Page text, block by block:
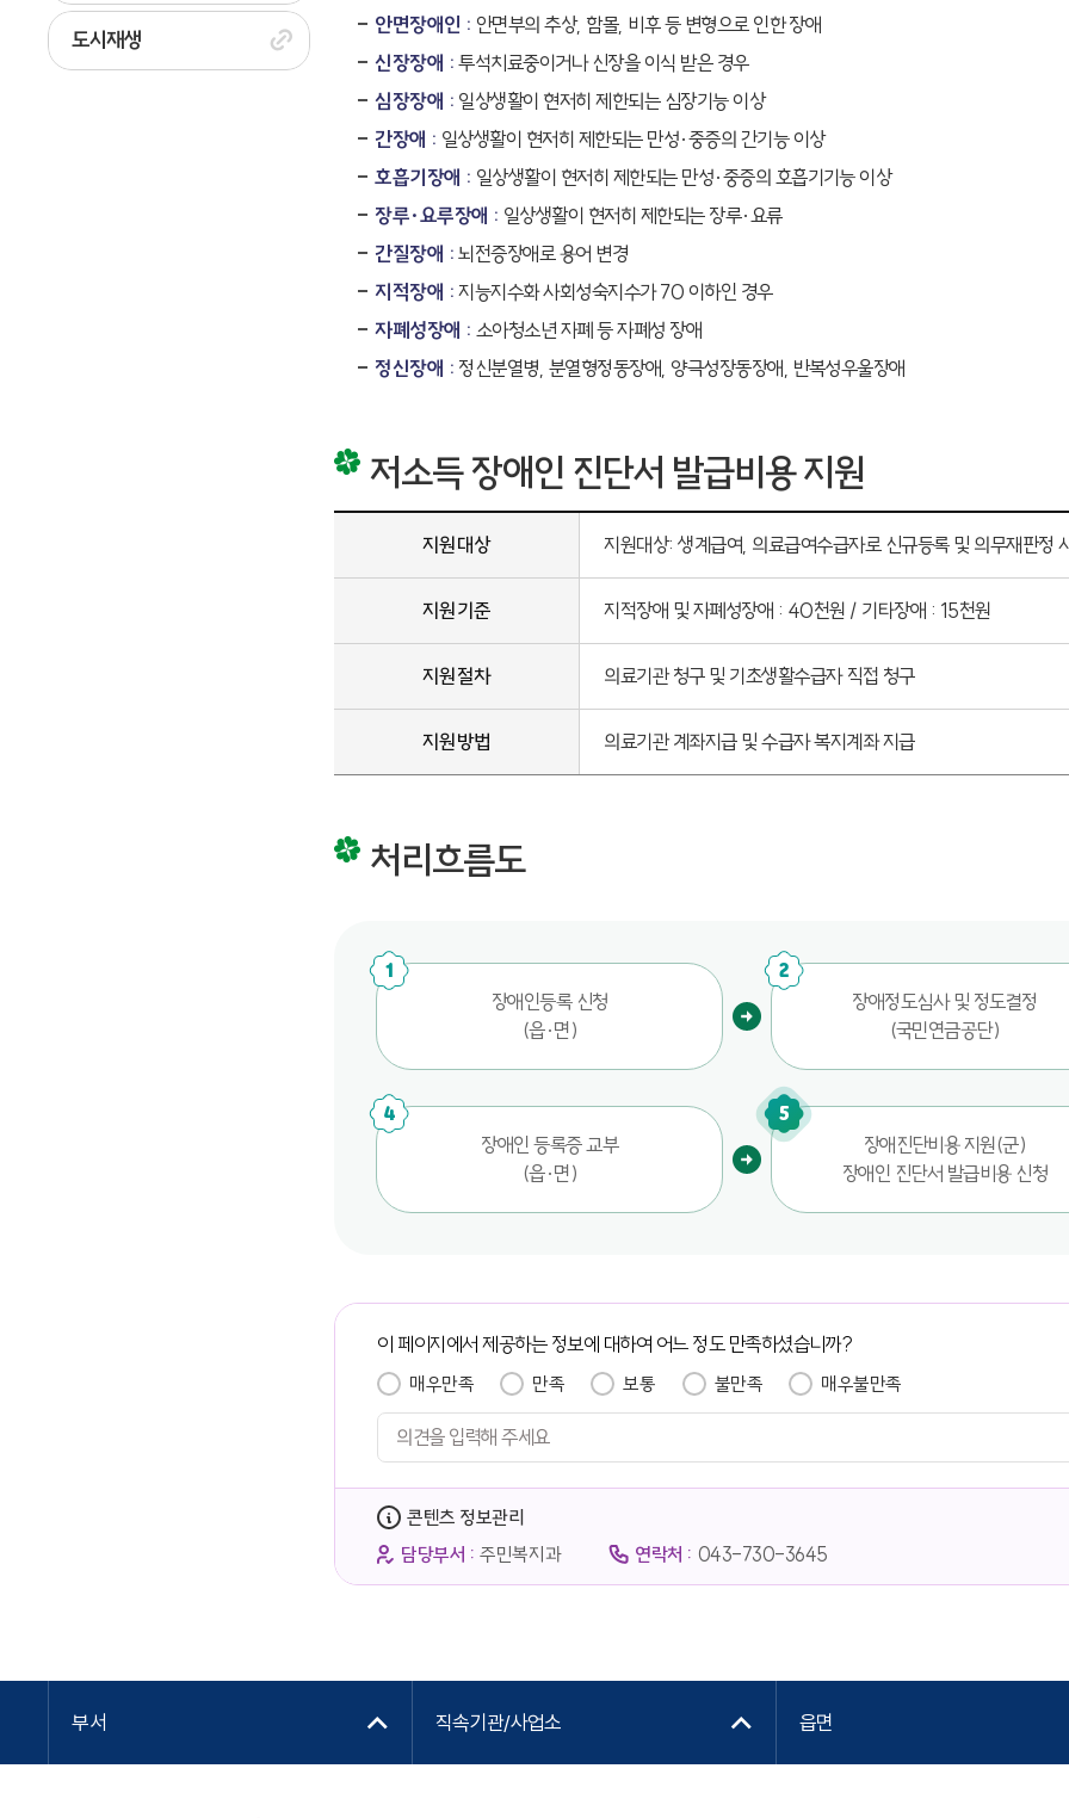
도시재생
안면장애인 : 안면부의 추상, 함몰, 비후 등 변형으로 인한 장애
신장장애 : 투석치료중이거나 신장을 이식 받은 경우
심장장애 : 일상생활이 현저히 제한되는 심장기능 이상
간장애 : 일상생활이 현저히 제한되는 만성·중증의 간기능 이상
호흡기장애 : 일상생활이 현저히 제한되는 만성·중증의 호흡기기능 이상
장루·요루장애 : 일상생활이 현저히 제한되는 장루·요류
간질장애 : 뇌전증장애로 용어 변경
지적장애 : 지능지수화 사회성숙지수가 70 이하인 경우
자폐성장애 : 소아청소년 자폐 등 자폐성 장애
정신장애 : 정신분열병, 분열형정동장애, 양극성장동장애, 반복성우울장애
저소득 장애인 진단서 발급비용 지원
지원대상 지원대상: 생계급여, 의료급여수급자로 신규등록 및 의무재판정
지원기준 지적장애 및 자폐성장애 : 40천원 / 기타장애 : 15천원
지원절차 의료기관 청구 및 기초생활수급자 직접 청구
지원방법 의료기관 계좌지급 및 수급자 복지계좌 지급
처리흐름도
1
장애인등록 신청
(읍·면)
2
장애정도심사 및 정도결정
(국민연금공단)
4
장애인 등록증 교부
(읍·면)
5
장애진단비용 지원(군)
장애인 진단서 발급비용 신청
이 페이지에서 제공하는 정보에 대하여 어느 정도 만족하셨습니까?
매우만족 만족 보통 불만족 매우불만족
콘텐츠 정보관리
담당부서 : 주민복지과 연락처 : 043-730-3645
부서 직속기관/사업소 읍면